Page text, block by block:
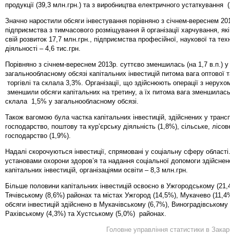
продукції (39,3 млн.грн.) та з виробництва електричного
Значно наростили обсяги інвестування порівняно з січнем-вереснем
підприємства з тимчасового розміщування й організації харчування,
свій розвиток 17,7 млн.грн., підприємства професійної, наукової та
діяльності – 4,6 тис.грн.
Порівняно з січнем-вереснем 2013р. суттєво зменшилась (на 1,7 в.п.) у
загальнообласному обсязі капітальних інвестицій питома вага оптової
торгівлі та склала 3,3%. Організації, що здійснюють операції з
зменшили обсяги капітальних на третину, а їх питома вага
склала 1,5% у загальнообласному обсязі.
Також вагомою була частка капітальних інвестицій, здійснених у
господарство, поштову та кур’єрську діяльність (1,8%), сільське,
господарство (1,9%).
Надалі скорочуються інвестиції, спрямовані у соціальну сферу
установами охорони здоров’я та надання соціальної допомоги
капітальних інвестицій, організаціями освіти – 8,3 млн.грн.
Більше половини капітальних інвестицій освоєно в Ужгородському
Тячівському (8,6%) районах та містах Ужгород (14,5%), Мукачево
обсяги інвестицій здійснено в Мукачівському (6,7%),
Рахівському (4,3%) та Хустському (5,0%) районах.
Головне управління статистики в